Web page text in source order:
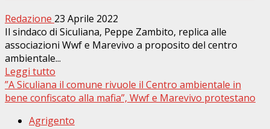
Redazione 23 Aprile 2022
Il sindaco di Siculiana, Peppe Zambito, replica alle
associazioni Wwf e Marevivo a proposito del centro
ambientale...
Leggi tutto
”A Siculiana il comune rivuole il Centro ambientale in
bene confiscato alla mafia”, Wwf e Marevivo protestano
Agrigento